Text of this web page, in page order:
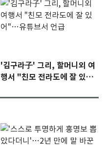
'김구라子' 그리, 할머니외 여
행서 "친모 전라도에 잘 있